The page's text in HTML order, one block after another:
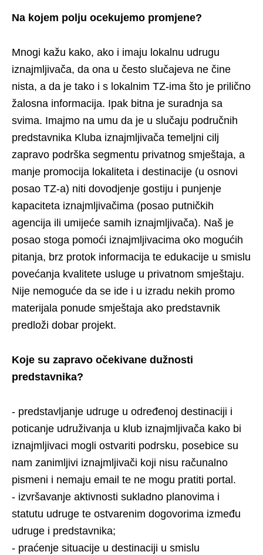
Na kojem polju ocekujemo promjene?
Mnogi kažu kako, ako i imaju lokalnu udrugu
iznajmljivača, da ona u često slučajeva ne čine
nista, a da je tako i s lokalnim TZ-ima što je prilično
žalosna informacija. Ipak bitna je suradnja sa
svima. Imajmo na umu da je u slučaju područnih
predstavnika Kluba iznajmljivača temeljni cilj
zapravo podrška segmentu privatnog smještaja, a
manje promocija lokaliteta i destinacije (u osnovi
posao TZ-a) niti dovodjenje gostiju i punjenje
kapaciteta iznajmljivačima (posao putničkih
agencija ili umijeće samih iznajmljivača). Naš je
posao stoga pomoći iznajmljivacima oko mogućih
pitanja, brz protok informacija te edukacije u smislu
povećanja kvalitete usluge u privatnom smještaju.
Nije nemoguće da se ide i u izradu nekih promo
materijala ponude smještaja ako predstavnik
predloži dobar projekt.
Koje su zapravo očekivane dužnosti
predstavnika?
- predstavljanje udruge u određenoj destinaciji i
poticanje udruživanja u klub iznajmljivača kako bi
iznajmljivaci mogli ostvariti podrsku, posebice su
nam zanimljivi iznajmljivači koji nisu računalno
pismeni i nemaju email te ne mogu pratiti portal.
- izvršavanje aktivnosti sukladno planovima i
statutu udruge te ostvarenim dogovorima između
udruge i predstavnika;
- praćenje situacije u destinaciji u smislu